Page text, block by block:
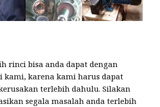
rinci bisa anda dapat dengan
kami, karena kami harus dapat
terlebih dahulu. Silakan
segala masalah anda terlebih